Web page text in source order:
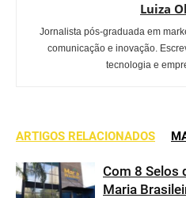
Luiza
Jornalista pós-graduada em
comunicação e inovação.
tecnologia e
ARTIGOS RELACIONADOS
Com 8 Selos
Maria